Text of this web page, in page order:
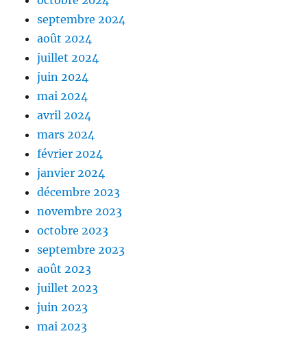
septembre 2024
août 2024
juillet 2024
juin 2024
mai 2024
avril 2024
mars 2024
février 2024
janvier 2024
décembre 2023
novembre 2023
octobre 2023
septembre 2023
août 2023
juillet 2023
juin 2023
mai 2023